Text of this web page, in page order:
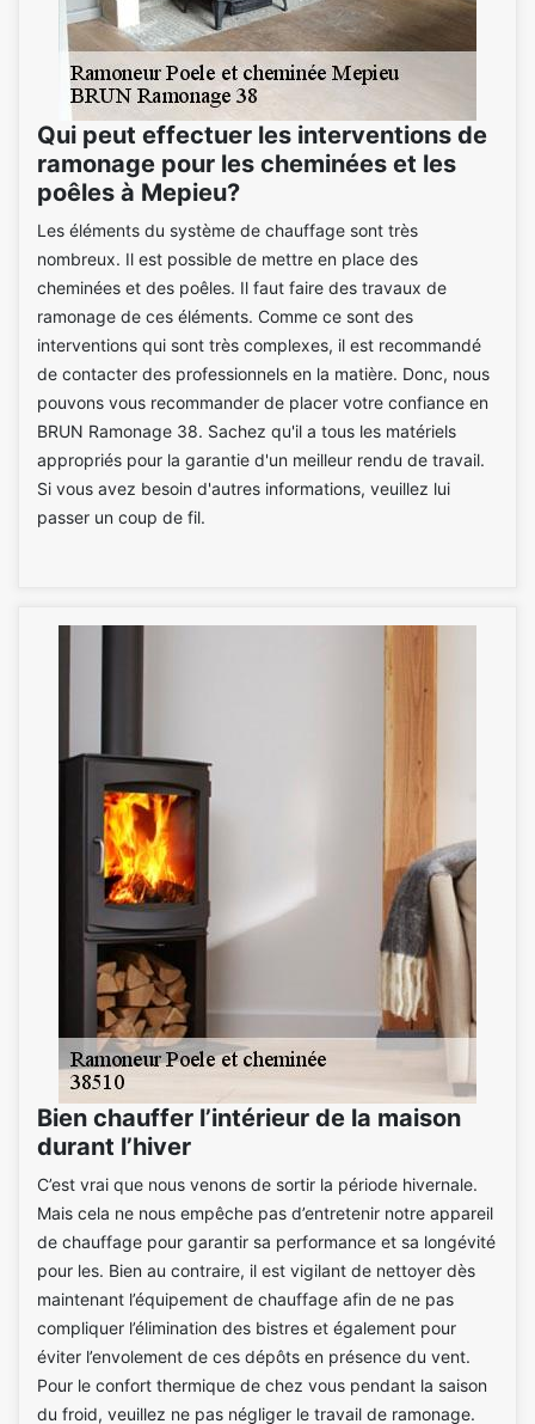
Qui peut effectuer les interventions de
ramonage pour les cheminées et les
poêles à Mepieu?
Les éléments du système de chauffage sont très
nombreux. Il est possible de mettre en place des
cheminées et des poêles. Il faut faire des travaux de
ramonage de ces éléments. Comme ce sont des
interventions qui sont très complexes, il est recommandé
de contacter des professionnels en la matière. Donc, nous
pouvons vous recommander de placer votre confiance en
BRUN Ramonage 38. Sachez qu'il a tous les matériels
appropriés pour la garantie d'un meilleur rendu de travail.
Si vous avez besoin d'autres informations, veuillez lui
passer un coup de fil.
Bien chauffer l’intérieur de la maison
durant l’hiver
C’est vrai que nous venons de sortir la période hivernale.
Mais cela ne nous empêche pas d’entretenir notre appareil
de chauffage pour garantir sa performance et sa longévité
pour les. Bien au contraire, il est vigilant de nettoyer dès
maintenant l’équipement de chauffage afin de ne pas
compliquer l’élimination des bistres et également pour
éviter l’envolement de ces dépôts en présence du vent.
Pour le confort thermique de chez vous pendant la saison
du froid, veuillez ne pas négliger le travail de ramonage.